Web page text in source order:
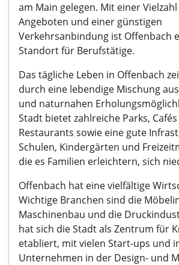
am Main gelegen. Mit einer
Angeboten und einer günstigen
Verkehrsanbindung ist Offenbach
Standort für Berufstätige.
Das tägliche Leben in Offenbach
durch eine lebendige Mischung
und naturnahen
Stadt bietet zahlreiche Parks,
Restaurants sowie eine gute
Schulen, Kindergärten und
die es Familien erleichtern, sich
Offenbach hat eine vielfältige
Wichtige Branchen sind die
Maschinenbau und die
hat sich die Stadt als Zentrum für
etabliert, mit vielen Start-ups und
Unternehmen in der Design- und